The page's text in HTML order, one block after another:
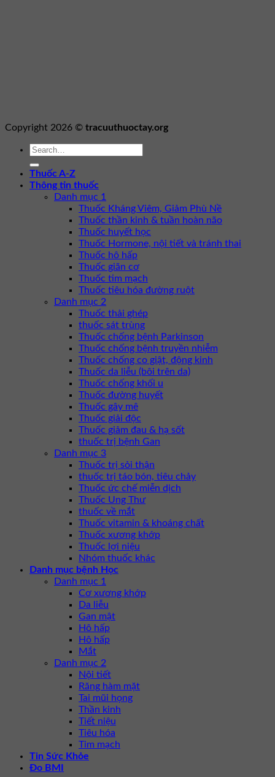
Copyright 2026 © tracuuthuoctay.org
Thuốc A-Z
Thông tin thuốc
Danh mục 1
Thuốc Kháng Viêm, Giảm Phù Nề
Thuốc thần kinh & tuần hoàn não
Thuốc huyết học
Thuốc Hormone, nội tiết và tránh thai
Thuốc hô hấp
Thuốc giãn cơ
Thuốc tim mạch
Thuốc tiêu hóa đường ruột
Danh mục 2
Thuốc thải ghép
thuốc sát trùng
Thuốc chống bệnh Parkinson
Thuốc chống bệnh truyền nhiễm
Thuốc chống co giật, động kinh
Thuốc da liễu (bôi trên da)
Thuốc chống khối u
Thuốc đường huyết
Thuốc gây mê
Thuốc giải độc
Thuốc giảm đau & hạ sốt
thuốc trị bệnh Gan
Danh mục 3
Thuốc trị sỏi thận
thuốc trị táo bón, tiêu chảy
Thuốc ức chế miễn dịch
Thuốc Ung Thư
thuốc về mắt
Thuốc vitamin & khoáng chất
Thuốc xương khớp
Thuốc lợi niệu
Nhóm thuốc khác
Danh mục bệnh Học
Danh mục 1
Cơ xương khớp
Da liễu
Gan mật
Hô hấp
Hô hấp
Mắt
Danh mục 2
Nội tiết
Răng hàm mặt
Tai mũi họng
Thần kinh
Tiết niệu
Tiêu hóa
Tim mạch
Tin Sức Khỏe
Đo BMI